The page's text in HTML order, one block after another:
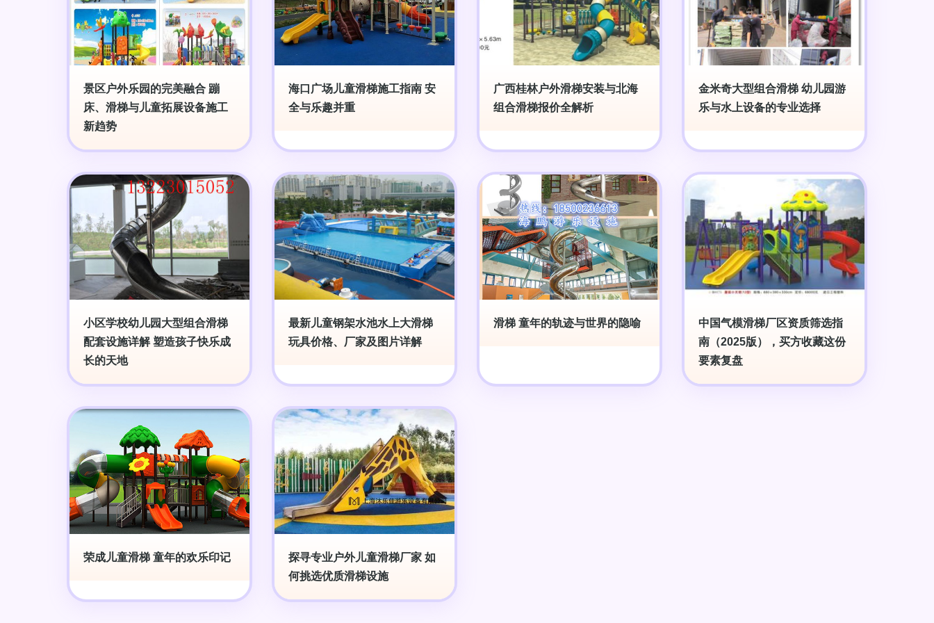
景区户外乐园的完美融合 蹦
床、滑梯与儿童拓展设备施工
新趋势
海口广场儿童滑梯施工指南 安
全与乐趣并重
广西桂林户外滑梯安装与北海
组合滑梯报价全解析
金米奇大型组合滑梯 幼儿园游
乐与水上设备的专业选择
小区学校幼儿园大型组合滑梯
配套设施详解 塑造孩子快乐成
长的天地
最新儿童钢架水池水上大滑梯
玩具价格、厂家及图片详解
滑梯 童年的轨迹与世界的隐喻
中国气模滑梯厂区资质筛选指
南（2025版），买方收藏这份
要素复盘
荣成儿童滑梯 童年的欢乐印记
探寻专业户外儿童滑梯厂家 如
何挑选优质滑梯设施